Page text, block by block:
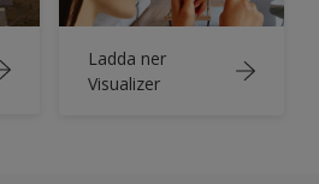
Ladda ner
Visualizer